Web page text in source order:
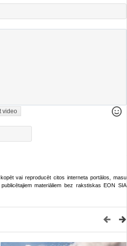
video
vai reproducēt citos interneta portālos, masu
materiāliem bez rakstiskas EON SIA